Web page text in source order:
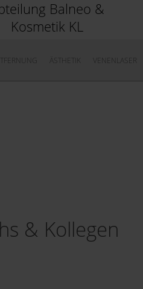
Balneo &
Kosmetik KL
ÄSTHETIK VENENLASER
& Kollegen